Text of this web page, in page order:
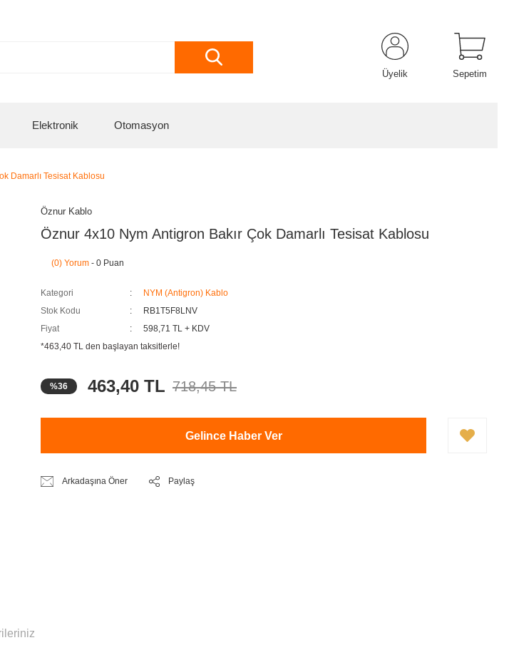
Üyelik Sepetim
Elektronik Otomasyon
Damarlı Tesisat Kablosu
Öznur Kablo
Öznur 4x10 Nym Antigron Bakır Çok Damarlı Tesisat Kablosu
(0) Yorum - 0 Puan
Kategori
NYM (Antigron) Kablo
Stok Kodu
RB1T5F8LNV
Fiyat
598,71 TL + KDV
*463,40 TL den başlayan taksitlerle!
%36 463,40 TL 718,45 TL
Gelince Haber Ver
Arkadaşına Öner Paylaş